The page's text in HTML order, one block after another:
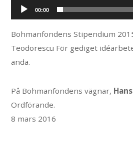
e
r
00:00
Bohmanfondens Stipendium
Teodorescu För gediget
anda.
På Bohmanfondens vägnar,
Ordförande.
8 mars 2016